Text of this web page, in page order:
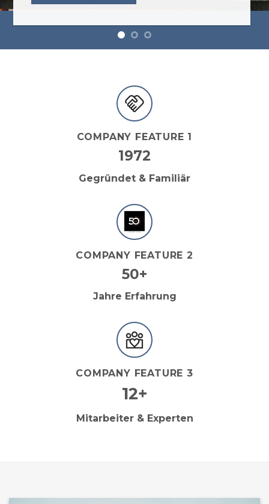
COMPANY FEATURE 1
1972
Gegründet & Familiär
COMPANY FEATURE 2
50+
Jahre Erfahrung
COMPANY FEATURE 3
12+
Mitarbeiter & Experten